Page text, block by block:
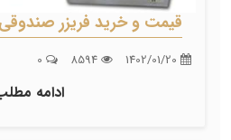
قیمت و خرید فریزر
ادامه